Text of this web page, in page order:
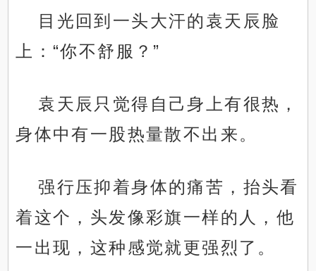
目光回到一头大汗的袁天辰脸
上：“你不舒服？”
袁天辰只觉得自己身上有很热，
身体中有一股热量散不出来。
强行压抑着身体的痛苦，抬头看
着这个，头发像彩旗一样的人，他
一出现，这种感觉就更强烈了。